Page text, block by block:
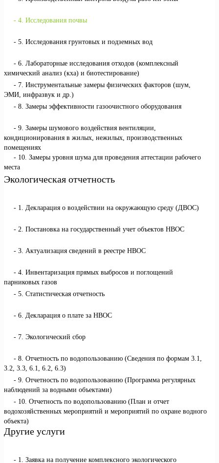
4. Исследования почвы
5. Исследования грунтовых и подземных вод
6. Лабораторные исследования отходов (комплексный
химический анализ (кха) и биотестирование)
7. Инструментальные замеры физических факторов (шум,
ЭМИ, инфразвук и др.)
8. Замеры эффективности газоочистного оборудования
9. Замеры шумового воздействия вентиляции,
кондиционирования в жилых, нежилых, производственных
помещениях
10. Замеры уровня шума для проведения аттестации рабочего
места
Экологическая отчетность
1. Декларация о воздействии на окружающую среду (ДВОС)
2. Постановка на государственный учет объектов НВОС
3. Актуализация сведений в реестре НВОС
4. Инвентаризация прямых выбросов и поглощений
парниковых газов
5. Статистическая отчетность
6. Декларация о плате за НВОС
7. Экологический сбор
8. Отчетность по водопользованию (Сведения по формам 3.1,
3.2, 3.3, 6.1, 6.2, 6.3)
9. Отчетность по водопользованию (Программа регулярных
наблюдений за водными объектами)
10. Отчетность по водопользованию (План и отчет
водохозяйственных мероприятий и мероприятий по охране водного
объекта)
Другие услуги
1. Заявка на получение комплексного экологического